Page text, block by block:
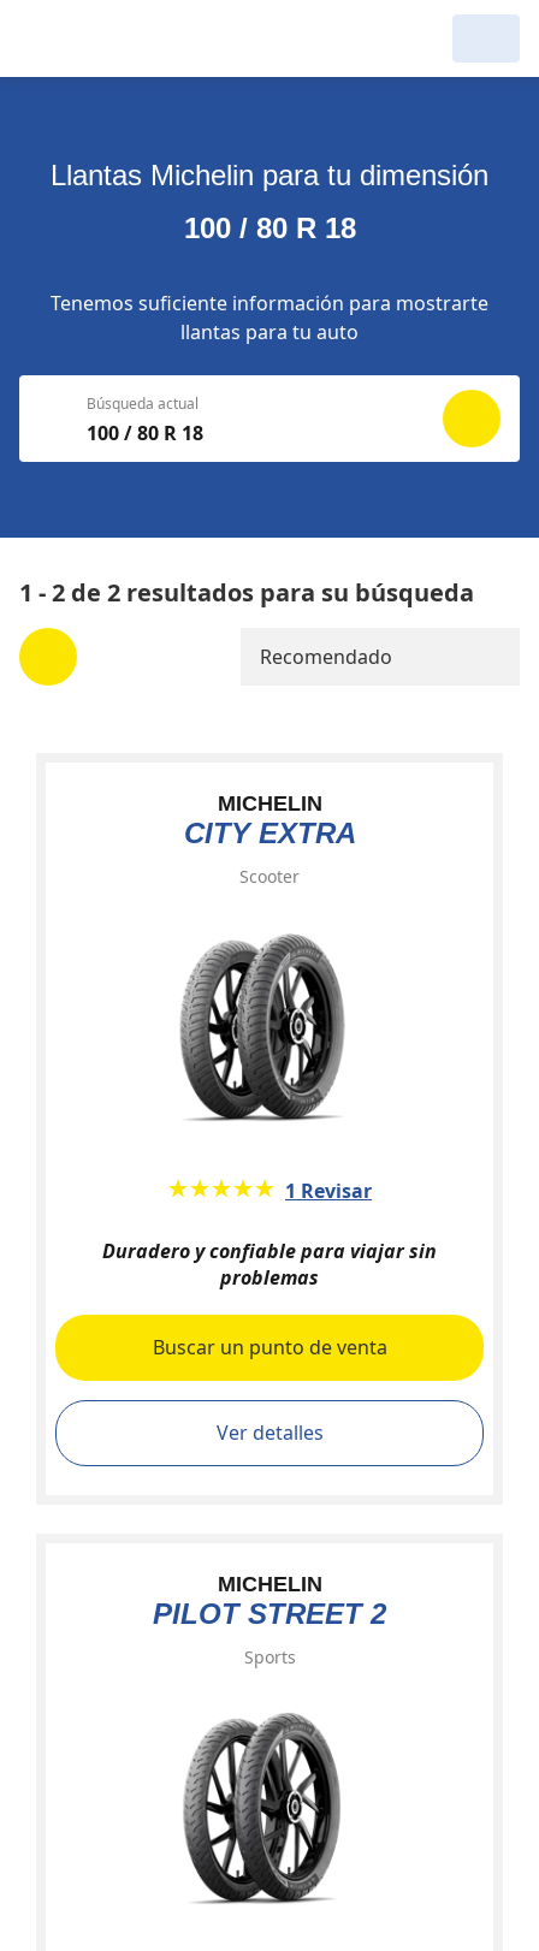
Llantas Michelin para tu dimensión
100 / 80 R 18
Tenemos suficiente información para mostrarte
llantas para tu auto
Búsqueda actual
100 / 80 R 18
1 - 2 de 2 resultados para su búsqueda
Recomendado
MICHELIN
CITY EXTRA
Scooter
★★★★★
☆☆☆☆☆ 1 Revisar
Duradero y confiable para viajar sin
problemas
Buscar un punto de venta
Ver detalles
MICHELIN
PILOT STREET 2
Sports